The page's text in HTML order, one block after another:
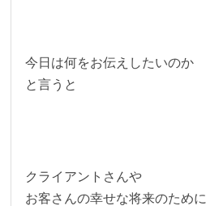
今日は何をお伝えしたいのか
と言うと
クライアントさんや
お客さんの幸せな将来のために